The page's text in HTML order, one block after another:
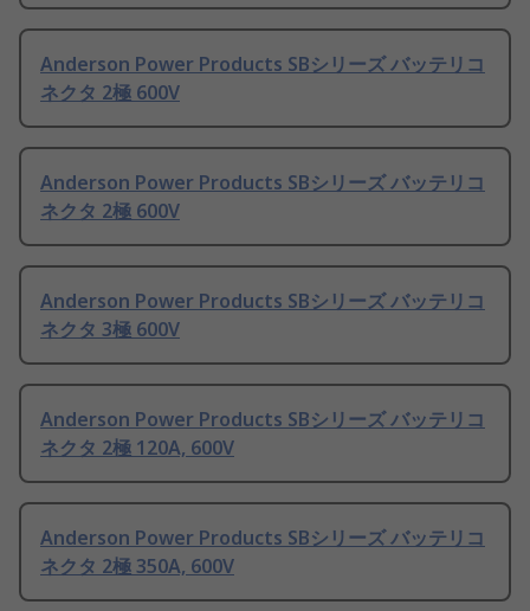
Anderson Power Products SBシリーズ バッテリコ
ネクタ 2極 600V
Anderson Power Products SBシリーズ バッテリコ
ネクタ 2極 600V
Anderson Power Products SBシリーズ バッテリコ
ネクタ 3極 600V
Anderson Power Products SBシリーズ バッテリコ
ネクタ 2極 120A, 600V
Anderson Power Products SBシリーズ バッテリコ
ネクタ 2極 350A, 600V